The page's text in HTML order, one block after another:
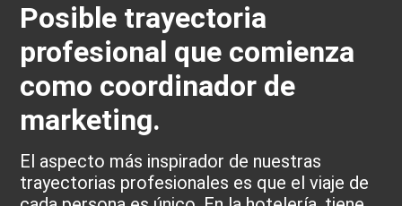
Posible trayectoria
profesional que comienza
como coordinador de
marketing.
El aspecto más inspirador de nuestras
trayectorias profesionales es que el viaje de